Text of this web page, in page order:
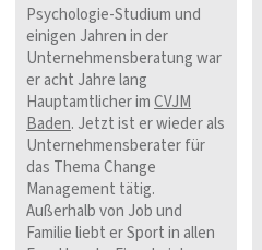
Psychologie-Studium und
einigen Jahren in der
Unternehmensberatung war
er acht Jahre lang
Hauptamtlicher imCVJM
Baden. Jetzt ist er wieder als
Unternehmensberater für
das Thema Change
Management tätig.
Außerhalb von Job und
Familie liebt er Sport in allen